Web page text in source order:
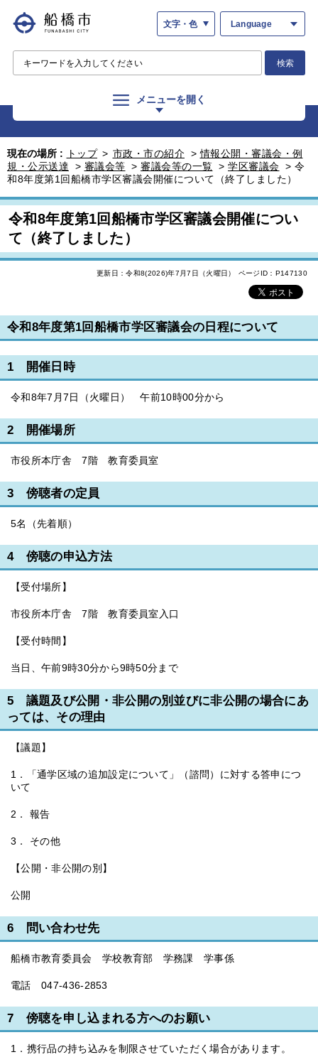
文字・色 Language
検索
メニューを開く
現在の場所 : トップ > 市政・市の紹介 >情報公開・審議会・例
規・公示送達
> 審議会等 > 審議会等の一覧 > 学区審議会 > 令
和8年度第1回船橋市学区審議会開催について（終了しました）
令和8年度第1回船橋市学区審議会開催につい
て（終了しました）
更新日：令和8(2026)年7月7日（火曜日） ページID：P147130
令和8年度第1回船橋市学区審議会の日程について
1 開催日時
令和8年7月7日（火曜日） 午前10時00分から
2 開催場所
市役所本庁舎 7階 教育委員室
3 傍聴者の定員
5名（先着順）
4 傍聴の申込方法
【受付場所】
市役所本庁舎 7階 教育委員室入口
【受付時間】
当日、午前9時30分から9時50分まで
5 議題及び公開・非公開の別並びに非公開の場合にあ
っては、その理由
【議題】
1．「通学区域の追加設定について」（諮問）に対する答申につ
いて
2． 報告
3． その他
【公開・非公開の別】
公開
6 問い合わせ先
船橋市教育委員会 学校教育部 学務課 学事係
電話 047-436-2853
7 傍聴を申し込まれる方へのお願い
1．携行品の持ち込みを制限させていただく場合があります。